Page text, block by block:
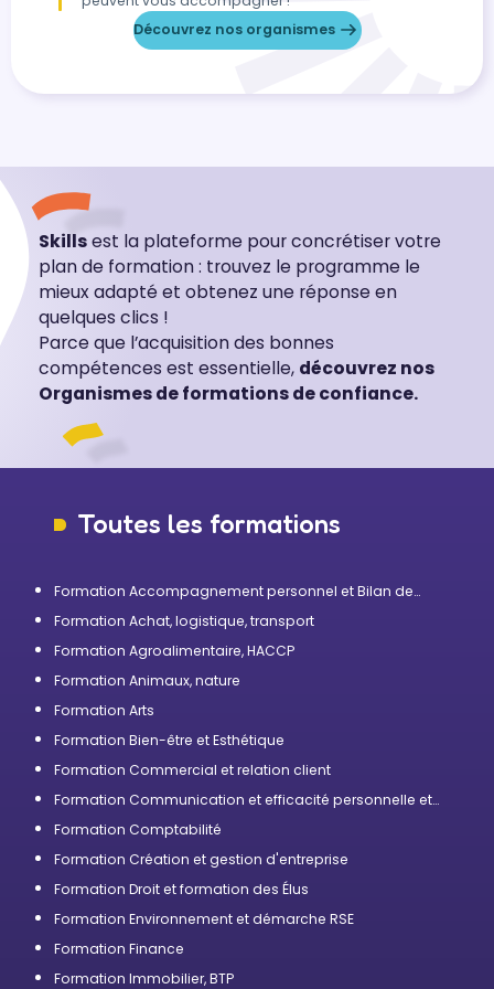
Découvrez nos organismes
Skillsest la plateforme pour concrétiser votre
plan de formation : trouvez le programme le
mieux adapté et obtenez une réponse en
quelques clics !
Parce que l’acquisition des bonnes
compétences est essentielle, découvrez nos
Organismes de formations de confiance.
Toutes les formations
Formation Accompagnement personnel et Bilan de
Formation Achat, logistique, transport
Formation Agroalimentaire, HACCP
Formation Animaux, nature
Formation Arts
Formation Bien-être et Esthétique
Formation Commercial et relation client
Formation Communication et efficacité personnelle et
Formation Comptabilité
Formation Création et gestion d'entreprise
Formation Droit et formation des Élus
Formation Environnement et démarche RSE
Formation Finance
Formation Immobilier, BTP